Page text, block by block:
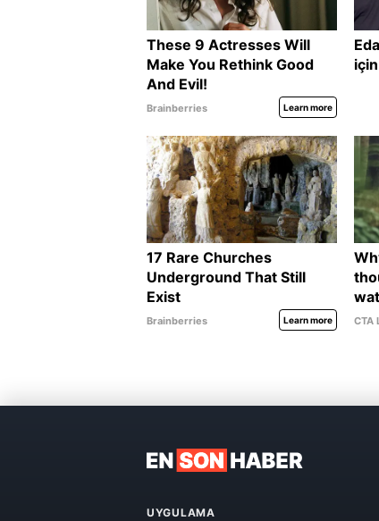
UYGULAMA